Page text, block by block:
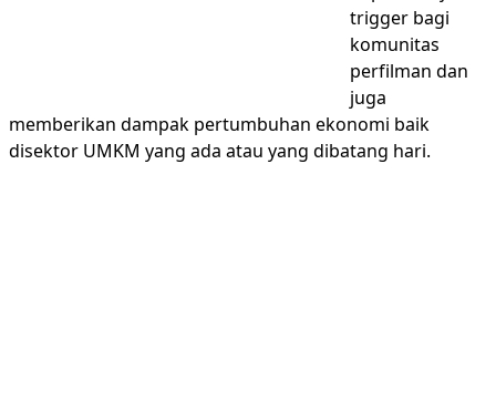
trigger bagi
komunitas
perfilman dan
juga
memberikan dampak pertumbuhan ekonomi baik
disektor UMKM yang ada atau yang dibatang hari.